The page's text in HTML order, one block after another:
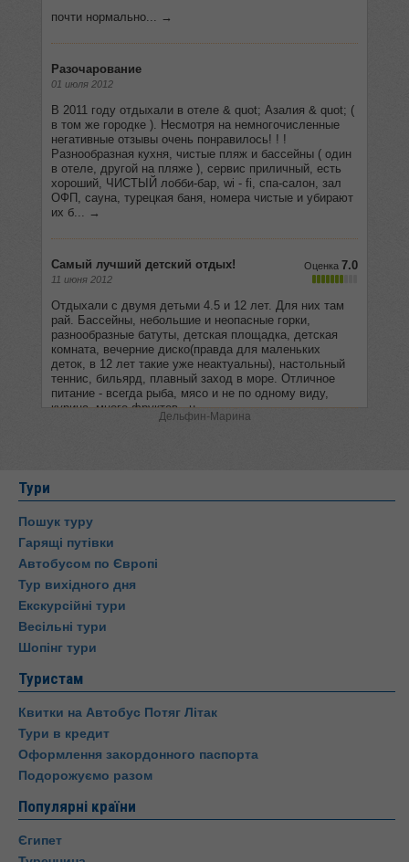
Дельфин-Марина
Тури
Пошук туру
Гарящі путівки
Автобусом по Європі
Тур вихідного дня
Екскурсійні тури
Весільні тури
Шопінг тури
Туристам
Квитки на Автобус Потяг Літак
Тури в кредит
Оформлення закордонного паспорта
Подорожуємо разом
Популярні країни
Єгипет